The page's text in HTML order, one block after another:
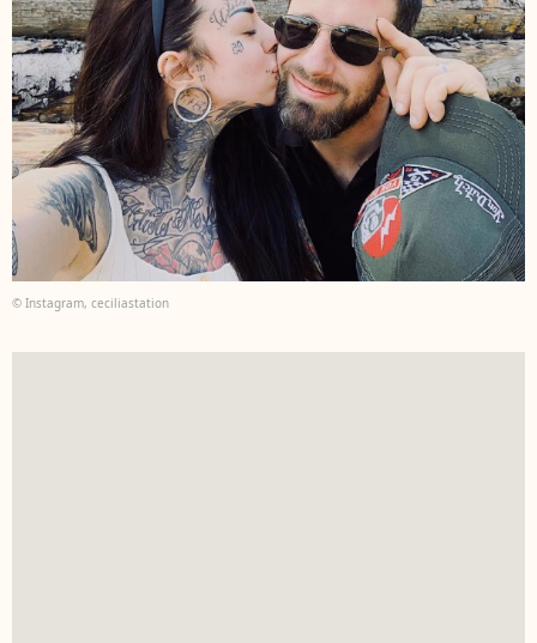
© Instagram, ceciliastation